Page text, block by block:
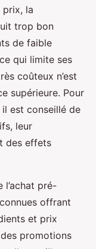
prix, la
trop bon
de faible
qui limite ses
coûteux n’est
supérieure. Pour
est conseillé de
leur
des effets
pré-
offrant
et prix
promotions